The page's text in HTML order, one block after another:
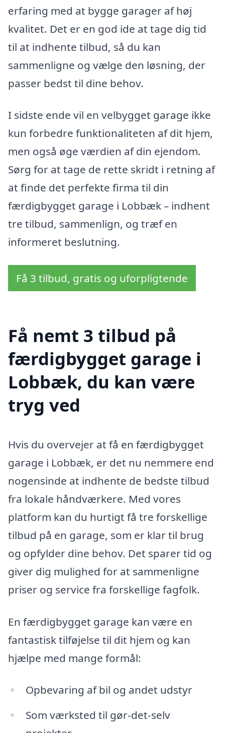
erfaring med at bygge garager af høj
kvalitet. Det er en god ide at tage dig tid
til at indhente tilbud, så du kan
sammenligne og vælge den løsning, der
passer bedst til dine behov.
I sidste ende vil en velbygget garage ikke
kun forbedre funktionaliteten af dit hjem,
men også øge værdien af din ejendom.
Sørg for at tage de rette skridt i retning af
at finde det perfekte firma til din
færdigbygget garage i Lobbæk – indhent
tre tilbud, sammenlign, og træf en
informeret beslutning.
Få 3 tilbud, gratis og uforpligtende
Få nemt 3 tilbud på
færdigbygget garage i
Lobbæk, du kan være
tryg ved
Hvis du overvejer at få en færdigbygget
garage i Lobbæk, er det nu nemmere end
nogensinde at indhente de bedste tilbud
fra lokale håndværkere. Med vores
platform kan du hurtigt få tre forskellige
tilbud på en garage, som er klar til brug
og opfylder dine behov. Det sparer tid og
giver dig mulighed for at sammenligne
priser og service fra forskellige fagfolk.
En færdigbygget garage kan være en
fantastisk tilføjelse til dit hjem og kan
hjælpe med mange formål:
Opbevaring af bil og andet udstyr
Som værksted til gør-det-selv